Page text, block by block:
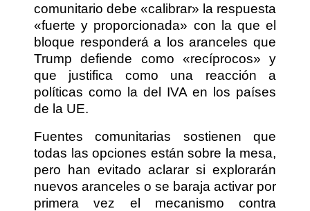
comunitario debe «calibrar» la respuesta
«fuerte y proporcionada» con la que el
bloque responderá a los aranceles que
Trump defiende como «recíprocos» y
que justifica como una reacción a
políticas como la del IVA en los países
de la UE.
Fuentes comunitarias sostienen que
todas las opciones están sobre la mesa,
pero han evitado aclarar si explorarán
nuevos aranceles o se baraja activar por
primera vez el mecanismo contra